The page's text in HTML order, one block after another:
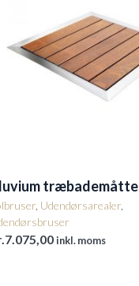
træbademåtte
Udendørsarealer
7.075,00inkl. moms